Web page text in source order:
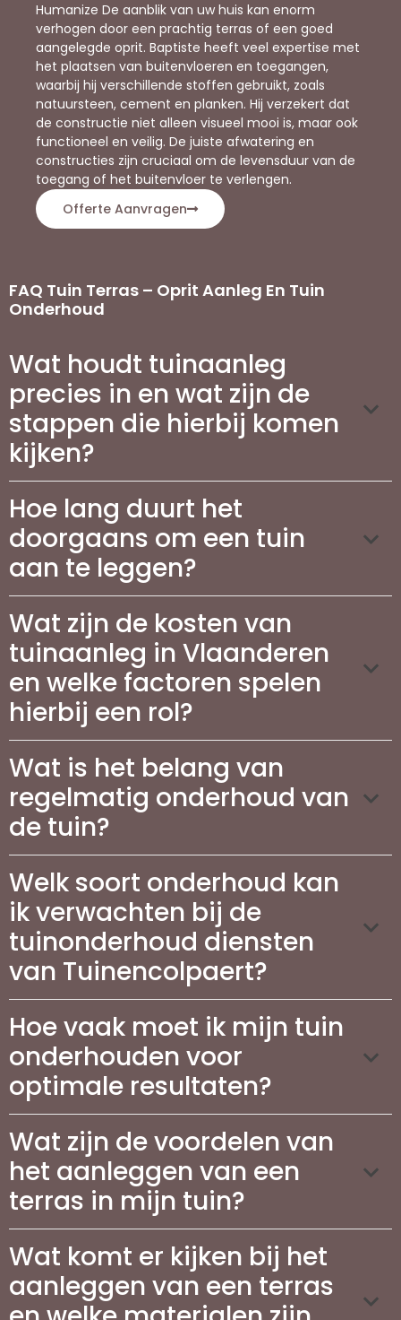
Humanize De aanblik van uw huis kan enorm
verhogen door een prachtig terras of een goed
aangelegde oprit. Baptiste heeft veel expertise met
het plaatsen van buitenvloeren en toegangen,
waarbij hij verschillende stoffen gebruikt, zoals
natuursteen, cement en planken. Hij verzekert dat
de constructie niet alleen visueel mooi is, maar ook
functioneel en veilig. De juiste afwatering en
constructies zijn cruciaal om de levensduur van de
toegang of het buitenvloer te verlengen.
Offerte Aanvragen
FAQ Tuin Terras – Oprit Aanleg En Tuin
Onderhoud
Wat houdt tuinaanleg
precies in en wat zijn de
stappen die hierbij komen
kijken?
Hoe lang duurt het
doorgaans om een tuin
aan te leggen?
Wat zijn de kosten van
tuinaanleg in Vlaanderen
en welke factoren spelen
hierbij een rol?
Wat is het belang van
regelmatig onderhoud van
de tuin?
Welk soort onderhoud kan
ik verwachten bij de
tuinonderhoud diensten
van Tuinencolpaert?
Hoe vaak moet ik mijn tuin
onderhouden voor
optimale resultaten?
Wat zijn de voordelen van
het aanleggen van een
terras in mijn tuin?
Wat komt er kijken bij het
aanleggen van een terras